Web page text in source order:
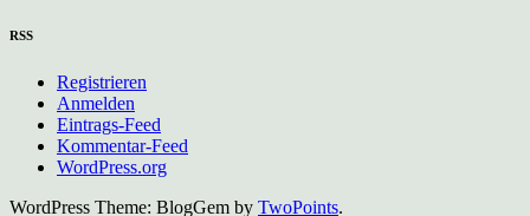
RSS
Registrieren
Anmelden
Eintrags-Feed
Kommentar-Feed
WordPress.org
WordPress Theme: BlogGem by TwoPoints.